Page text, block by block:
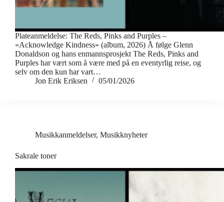
Plateanmeldelse: The Reds, Pinks and Purples –
«Acknowledge Kindness» (album, 2026) Å følge Glenn
Donaldson og hans enmannsprosjekt The Reds, Pinks and
Purples har vært som å være med på en eventyrlig reise, og
selv om den kun har vart…
Jon Erik Eriksen
05/01/2026
Musikkanmeldelser, Musikknyheter
Sakrale toner